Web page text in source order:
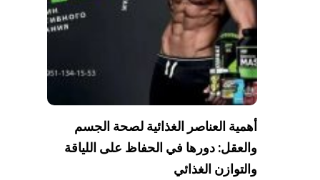
أهمية العناصر الغذائية لصحة الجسم
والعقل: دورها في الحفاظ على اللياقة
والتوازن الغذائي